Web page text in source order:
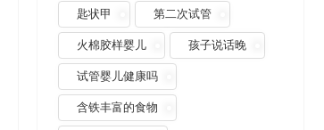
匙状甲 第二次试管
火棉胶样婴儿 孩子说话晚
试管婴儿健康吗
含铁丰富的食物